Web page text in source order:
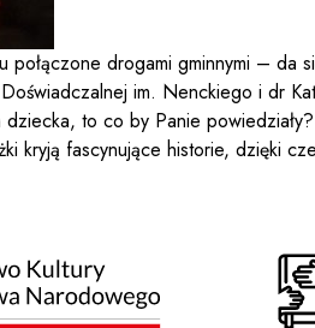
drogami gminnymi –
im. Nenckiego i dr
to co by Panie
fascynujące historie, dzięki